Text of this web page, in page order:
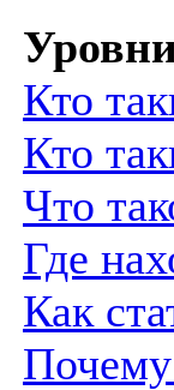
Кто
Кто
Что
Где
Как
Почему